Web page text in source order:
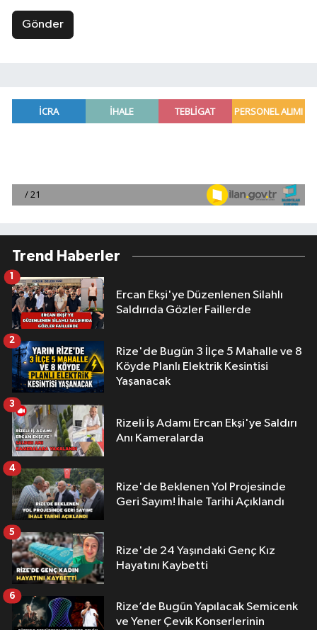
Gönder
Trend Haberler
Ercan Ekşi'ye Düzenlenen Silahlı
Saldırıda Gözler Faillerde
1
Rize'de Bugün 3 İlçe 5 Mahalle ve 8
Köyde Planlı Elektrik Kesintisi
Yaşanacak
2
Rizeli İş Adamı Ercan Ekşi'ye Saldırı
Anı Kameralarda
3
Rize'de Beklenen Yol Projesinde
Geri Sayım! İhale Tarihi Açıklandı
4
Rize'de 24 Yaşındaki Genç Kız
Hayatını Kaybetti
5
Rize’de Bugün Yapılacak Semicenk
ve Yener Çevik Konserlerinin
6